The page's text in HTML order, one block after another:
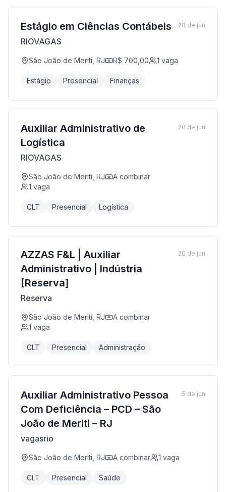
Estágio em Ciências Contábeis
RIOVAGAS
São João de Meriti, RJ R$ 700,00 1 vaga
Estágio Presencial Finanças
28 de jun
Auxiliar Administrativo de
Logística
RIOVAGAS
São João de Meriti, RJ
A combinar
1 vaga
CLT Presencial Logística
20 de jun
AZZAS F&L | Auxiliar
Administrativo | Indústria
[Reserva]
Reserva
São João de Meriti, RJ
A combinar
1 vaga
CLT Presencial Administração
20 de jun
Auxiliar Administrativo Pessoa
Com Deficiência – PCD – São
João de Meriti – RJ
vagasrio
São João de Meriti, RJ A combinar 1 vaga
CLT Presencial Saúde
5 de jun